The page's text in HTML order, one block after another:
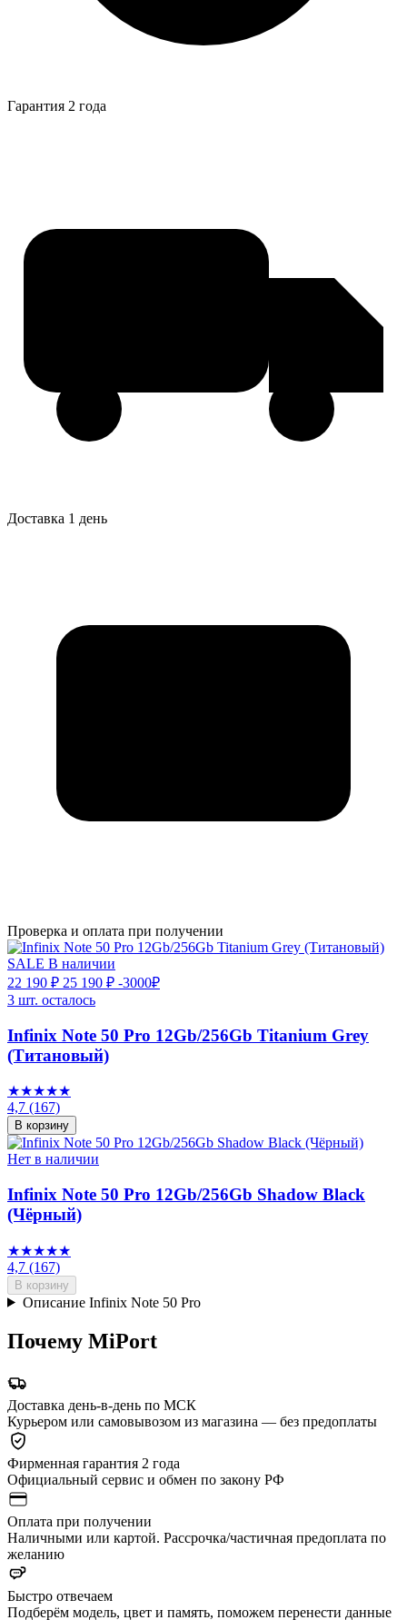
Гарантия 2 года
Доставка 1 день
Проверка и оплата при получении
SALE В наличии
22 190 ₽ 25 190 ₽ -3000₽
3 шт. осталось
Infinix Note 50 Pro 12Gb/256Gb Titanium Grey
(Титановый)
★★★★★
4,7 (167)
В корзину
Нет в наличии
Infinix Note 50 Pro 12Gb/256Gb Shadow Black
(Чёрный)
★★★★★
4,7 (167)
В корзину
Описание Infinix Note 50 Pro
Почему MiPort
Доставка день-в-день по МСК
Курьером или самовывозом из магазина — без предоплаты
Фирменная гарантия 2 года
Официальный сервис и обмен по закону РФ
Оплата при получении
Наличными или картой. Рассрочка/частичная предоплата по
желанию
Быстро отвечаем
Подберём модель, цвет и память, поможем перенести данные